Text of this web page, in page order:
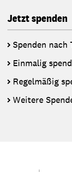
Jetzt spenden
Spenden nach
Einmalig
Regelmäßig
Weitere